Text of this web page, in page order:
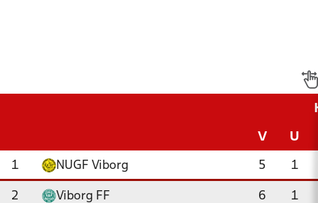
V U
1 NUGF Viborg 5 1
2 Viborg FF 6 1